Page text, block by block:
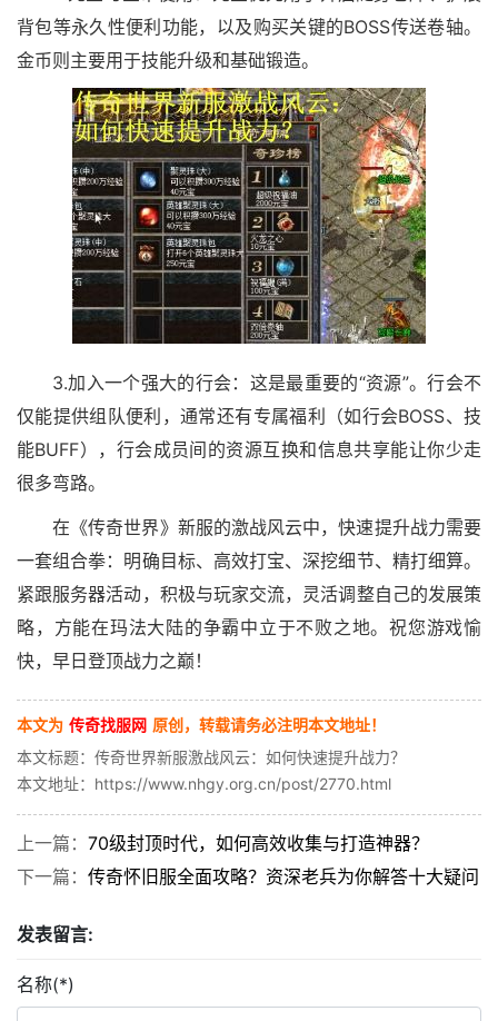
背包等永久性便利功能，以及购买关键的BOSS传送卷轴。
金币则主要用于技能升级和基础锻造。
3.加入一个强大的行会：这是最重要的“资源”。行会不
仅能提供组队便利，通常还有专属福利（如行会BOSS、技
能BUFF），行会成员间的资源互换和信息共享能让你少走
很多弯路。
在《传奇世界》新服的激战风云中，快速提升战力需要
一套组合拳：明确目标、高效打宝、深挖细节、精打细算。
紧跟服务器活动，积极与玩家交流，灵活调整自己的发展策
略，方能在玛法大陆的争霸中立于不败之地。祝您游戏愉
快，早日登顶战力之巅！
本文为 传奇找服网 原创，转载请务必注明本文地址！
本文标题：传奇世界新服激战风云：如何快速提升战力？
本文地址：https://www.nhgy.org.cn/post/2770.html
上一篇： 70级封顶时代，如何高效收集与打造神器？
下一篇： 传奇怀旧服全面攻略？资深老兵为你解答十大疑问
发表留言:
名称(*)